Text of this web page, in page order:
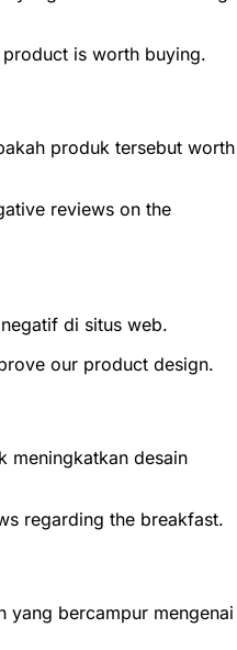
is worth buying.
produk tersebut worth
reviews on the
di situs web.
our product design.
meningkatkan desain
regarding the breakfast.
yang bercampur mengenai